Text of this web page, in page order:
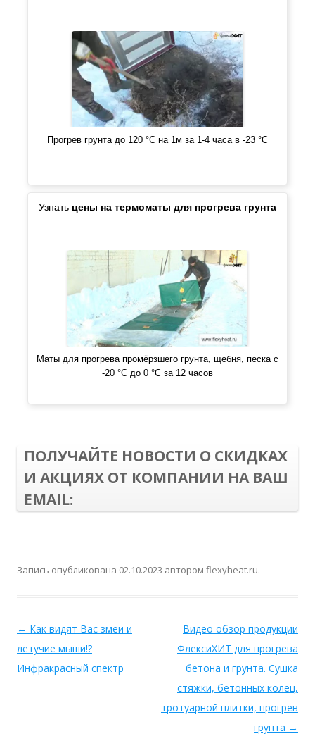
Прогрев грунта до 120 °C на 1м за 1-4 часа в -23 °C
Узнать цены на термоматы для прогрева грунта
Маты для прогрева промёрзшего грунта, щебня, песка c
-20 °С до 0 °С за 12 часов
ПОЛУЧАЙТЕ НОВОСТИ О СКИДКАХ
И АКЦИЯХ ОТ КОМПАНИИ НА ВАШ
EMAIL:
Запись опубликована 02.10.2023 автором flexyheat.ru.
← Как видят Вас змеи и
летучие мыши!?
Инфракрасный спектр
Видео обзор продукции
ФлексиХИТ для прогрева
бетона и грунта. Сушка
стяжки, бетонных колец,
тротуарной плитки, прогрев
грунта →